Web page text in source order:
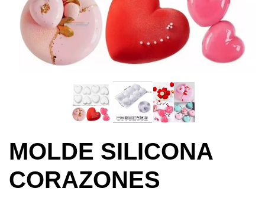
MOLDE SILICONA
CORAZONES